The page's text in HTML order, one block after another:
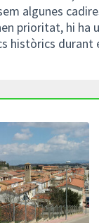
algunes
prioritat, hi ha
històrics durant